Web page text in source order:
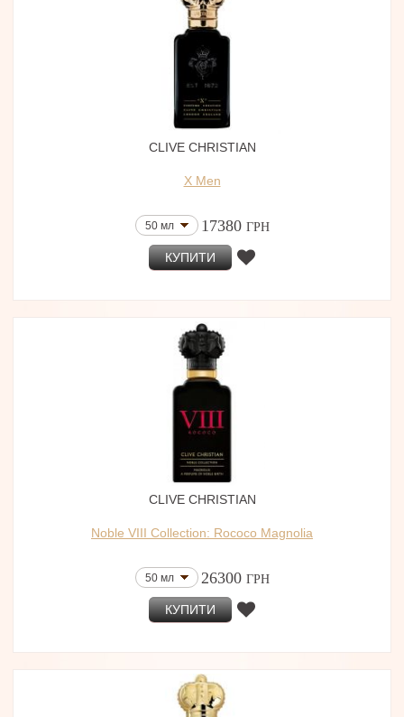
CLIVE CHRISTIAN
X Men
50 мл 17380 ГРН
КУПИТИ
CLIVE CHRISTIAN
Noble VIII Collection: Rococo Magnolia
50 мл 26300 ГРН
КУПИТИ